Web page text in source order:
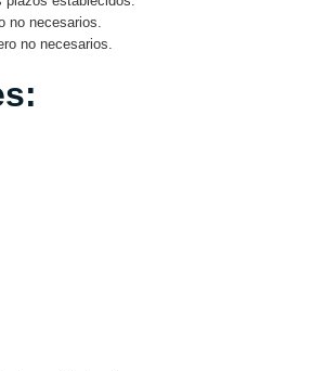
no necesarios.
no necesarios.